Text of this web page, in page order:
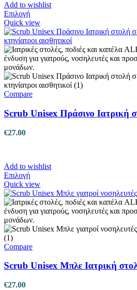
Add to wishlist
ΕπιλογήΑυτό
το
προϊόν
έχει
πολλαπλές
παραλλαγές.
Οι
επιλογές
μπορούν
να
στη
σελίδα
Quick view
Compare
Scrub Unisex Πράσινο Ιατρική
€27.00
Add to wishlist
ΕπιλογήΑυτό
το
προϊόν
έχει
πολλαπλές
παραλλαγές.
Οι
μπορούν
επιλεγούν
Quick view
Compare
Scrub Unisex Μπλε Ιατρική
€27.00